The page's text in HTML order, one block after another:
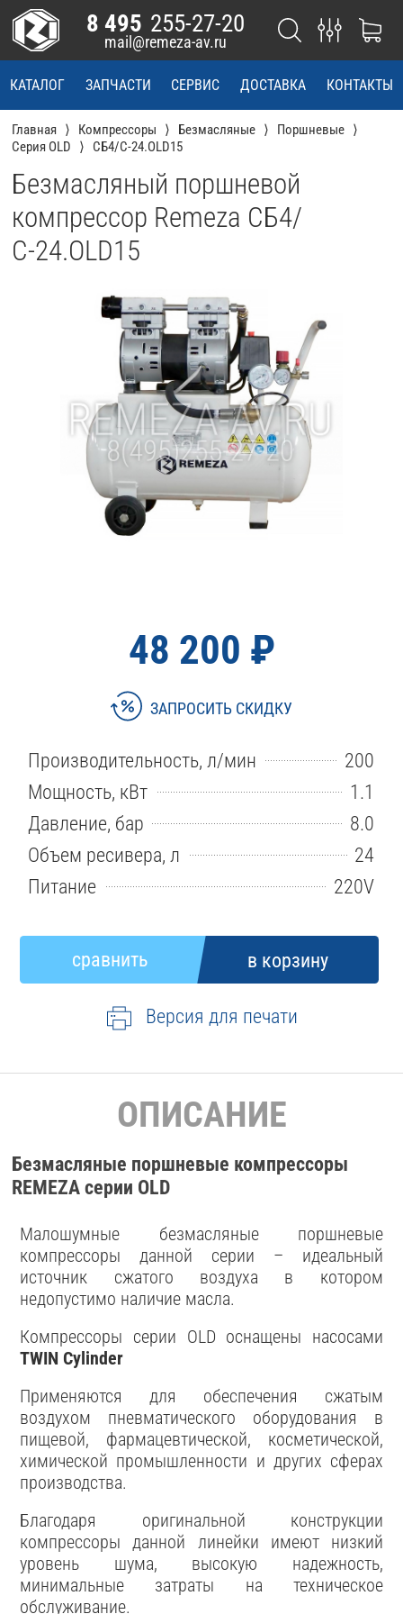
КАТАЛОГ ЗАПЧАСТИ СЕРВИС ДОСТАВКА КОНТАКТЫ
8 495 255-27-20
mail@remeza-av.ru
Главная Компрессоры Безмасляные
Поршневые
Серия OLD
СБ4/С-24.OLD15
Безмасляный поршневой
компрессор Remeza СБ4/
С-24.OLD15
48 200 ₽
ЗАПРОСИТЬ СКИДКУ
Производительность, л/мин
200
Мощность, кВт
1.1
Давление, бар
8.0
Объем ресивера, л
24
Питание
220V
Версия для печати
ОПИСАНИЕ
Безмасляные поршневые компрессоры
REMEZA серии OLD
Малошумные безмасляные поршневые
компрессоры данной серии – идеальный
источник сжатого воздуха в котором
недопустимо наличие масла.
Компрессоры серии OLD оснащены насосами
TWIN Cylinder
Применяются для обеспечения сжатым
воздухом пневматического оборудования в
пищевой, фармацевтической, косметической,
химической промышленности и других сферах
производства.
Благодаря оригинальной конструкции
компрессоры данной линейки имеют низкий
уровень шума, высокую надежность,
минимальные затраты на техническое
обслуживание.